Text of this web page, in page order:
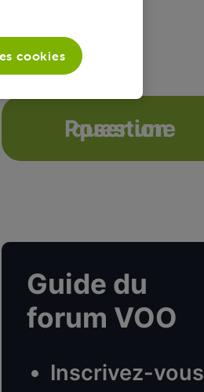
Poser une question
Guide du
forum VOO
Inscrivez-vous
cookies